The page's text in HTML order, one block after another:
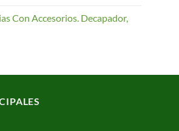
Con Accesorios. Decapador,